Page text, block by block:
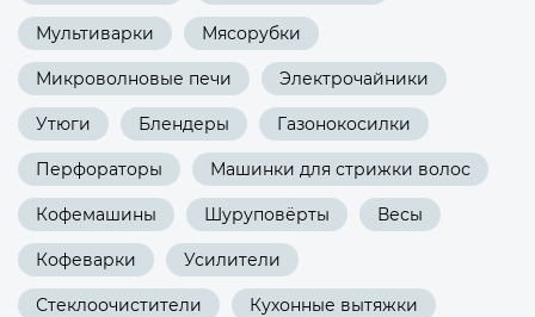
Мультиварки Мясорубки
Микроволновые печи Электрочайники
Утюги Блендеры Газонокосилки
Перфораторы Машинки для стрижки волос
Кофемашины Шуруповёрты Весы
Кофеварки Усилители
Стеклоочистители Кухонные вытяжки